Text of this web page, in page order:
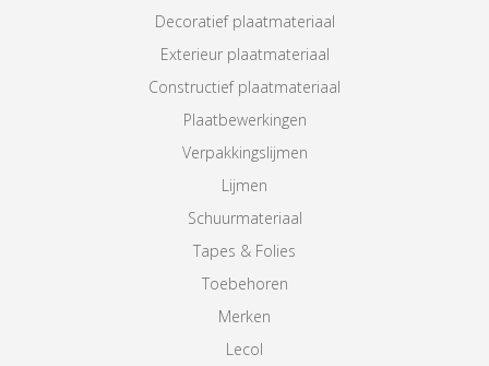
Decoratief plaatmateriaal
Exterieur plaatmateriaal
Constructief plaatmateriaal
Plaatbewerkingen
Verpakkingslijmen
Lijmen
Schuurmateriaal
Tapes & Folies
Toebehoren
Merken
Lecol